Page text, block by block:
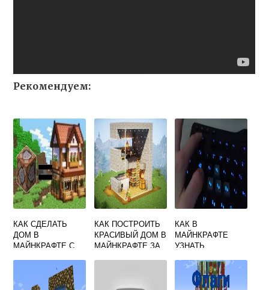
Рекомендуем:
КАК СДЕЛАТЬ
ДОМ В
МАЙНКРАФТЕ С
КОМАНДНОГО
КАК ПОСТРОИТЬ
КРАСИВЫЙ ДОМ В
МАЙНКРАФТЕ ЗА
КАК В
МАЙНКРАФТЕ
УЗНАТЬ